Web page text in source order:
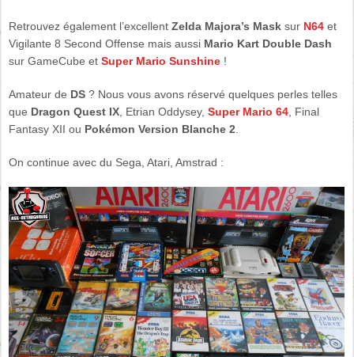
Retrouvez également l’excellentZelda Majora’s Mask sur N64 et
Vigilante 8 Second Offense mais aussi Mario Kart Double Dash
sur GameCube etSuper Mario Sunshine !
Amateur de DS ? Nous vous avons réservé quelques perles telles
que Dragon Quest IX , Etrian Oddysey,Super Mario 64 , Final
Fantasy XII ou Pokémon Version Blanche 2
On continue avec du Sega, Atari, Amstrad :